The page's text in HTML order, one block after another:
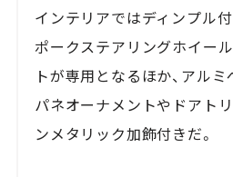
インテリアではディンプル
ポークステアリングホイー
トが専用となるほか、アル
パネオーナメントやドアト
ンメタリック加飾付きだ。